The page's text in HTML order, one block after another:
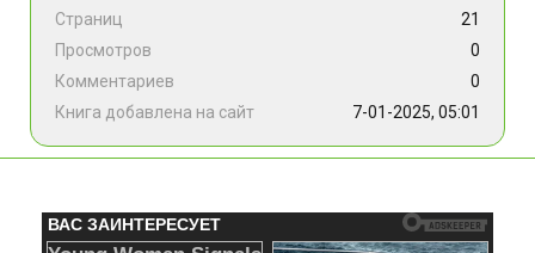
Страниц
21
Просмотров
0
Комментариев
0
Книга добавлена на сайт
7-01-2025, 05:01